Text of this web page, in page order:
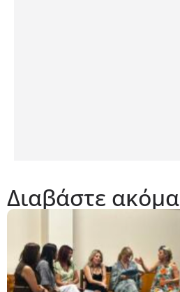
Διαβάστε ακόμα